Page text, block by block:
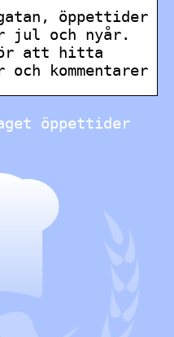
öppettider
jul och nyår.
att hitta
kommentarer
öppettider